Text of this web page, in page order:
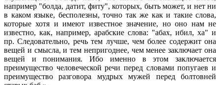
например "болда, датит, фиту", которых, быть может, и нет ни
в каком языке, бесполезны, точно так же как и такие слова,
которые хотя и имеют известное значение, но оно нам не
известно, как, например, арабские слова: "абах, ибил, ха" и
пр. Следовательно, речь тем лучше, чем более содержит она
вещей и смысла, и тем непригоднее, чем менее заключает она
вещей и понимания. Ибо именно в этом заключается
преимущество человеческой речи перед словами попугаев и
преимущество разговора мудрых мужей перед болтовней